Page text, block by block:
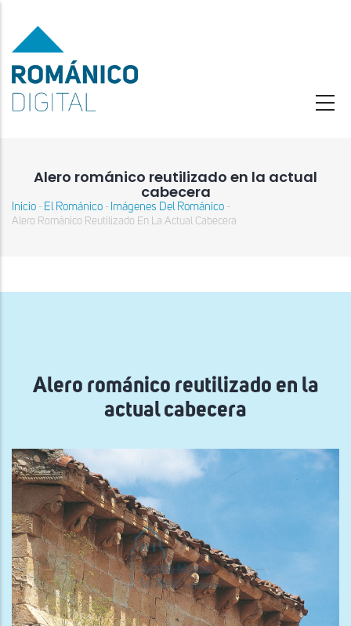
contenido
principal
Alero románico reutilizado en la actual
cabecera
Sobrescribir
ayuda
Inicio - El Románico - Imágenes Del Románico -
Alero Románico Reutilizado En La Actual Cabecera
Alero románico reutilizado en la
actual cabecera